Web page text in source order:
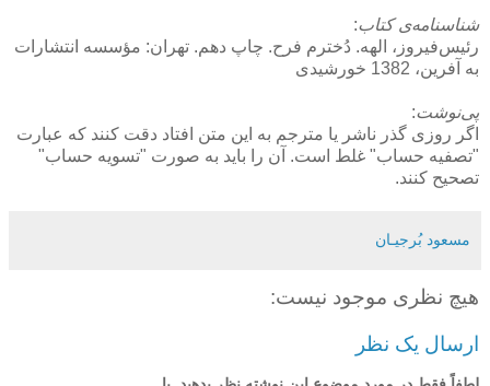
شناسنامه‌ی كتاب:
رئیس‌فیروز، الهه. دُخترم فرح. چاپ دهم. تهران: مؤسسه انتشارات
به آفرین، 1382 خورشیدی
پی‌نوشت:
اگر روزی گذر ناشر یا مترجم به این متن افتاد دقت كنند كه عبارت
"تصفیه حساب" غلط است. آن را باید به صورت "تسویه حساب"
تصحیح كنند.
مسعود بُرجيـان
هیچ نظری موجود نیست:
ارسال یک نظر